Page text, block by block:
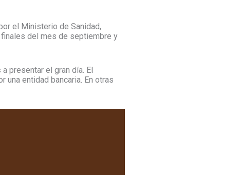
el Ministerio de Sanidad,
del mes de septiembre y
presentar el gran día. El
entidad bancaria. En otras